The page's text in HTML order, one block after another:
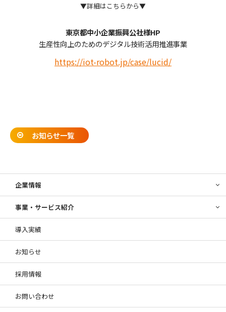
▼詳細はこちらから▼
東京都中小企業振興公社様HP
生産性向上のためのデジタル技術活用推進事業
https://iot-robot.jp/case/lucid/
お知らせ一覧
企業情報
事業・サービス紹介
導入実績
お知らせ
採用情報
お問い合わせ